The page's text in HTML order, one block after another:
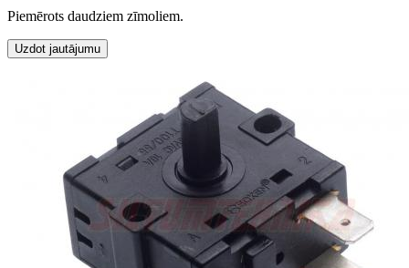
Piemērots daudziem zīmoliem.
Uzdot jautājumu